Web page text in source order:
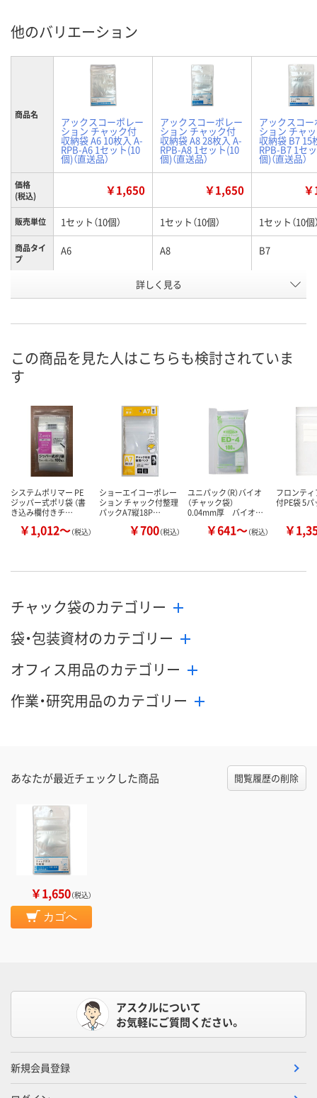
他のバリエーション
商品名
アックスコーポレー
ション チャック付
収納袋 A6 10枚入 A-
RPB-A6 1セット(10
個)（直送品）
アックスコーポレー
ション チャック付
収納袋 A8 28枚入 A-
RPB-A8 1セット(10
個)（直送品）
アックスコ
ション チャ
収納袋 B7 15
RPB-B7 1セ
個)（直送品）
価格
(税込)
￥1,650 ￥1,650
販売単位 1セット（10個） 1セット（10個） 1セット（10個
商品タイ
プ
A6 A8 B7
RW27195 RW27197
8月28日（金）まで
カゴへ カゴへ カ
詳しく見る
この商品を見た人はこちらも検討されていま
す
システムポリマー PE
ジッパー式ポリ袋 （書
き込み欄付きチ…
￥1,012～（税込）
ショーエイコーポレー
ション チャック付整理
パックA7縦18P…
￥700（税込）
ユニパック（R）バイオ
（チャック袋）
0.04mm厚 バイオ…
￥641～（税込）
フロンテ
付PE袋 5パ
￥
チャック袋のカテゴリー
袋・包装資材のカテゴリー
オフィス用品のカテゴリー
作業・研究用品のカテゴリー
あなたが最近チェックした商品 閲覧履歴の削除
￥1,650（税込）
カゴへ
アスクルについて
お気軽にご質問ください。
新規会員登録